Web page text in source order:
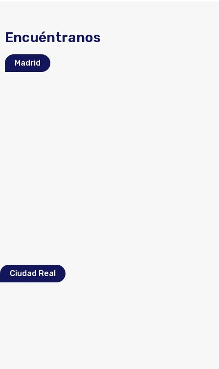
Encuéntranos
Madrid
Ciudad Real